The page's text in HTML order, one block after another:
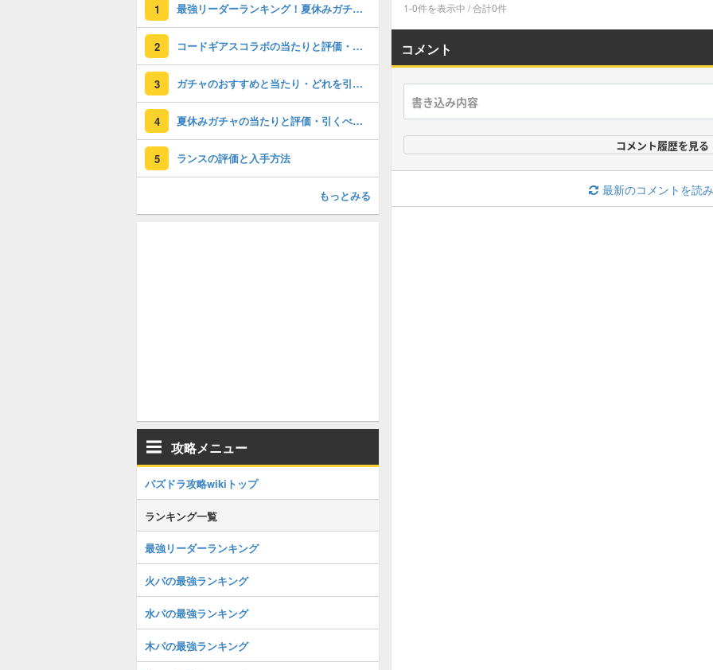
1-0件を表示中 / 合計0件
コメント
コメント履歴を見る
最新のコメントを読
1 最強リーダーランキング！夏休みガチャの評価掲載
2 コードギアスコラボの当たりと評価・引くべき？
3 ガチャのおすすめと当たり・どれを引くべき？
4 夏休みガチャの当たりと評価・引くべき？
5 ランスの評価と入手方法
もっとみる
攻略メニュー
パズドラ攻略wikiトップ
ランキング一覧
最強リーダーランキング
火パの最強ランキング
水パの最強ランキング
木パの最強ランキング